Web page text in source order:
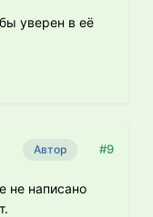
уверен в её
Автор #9
не написано